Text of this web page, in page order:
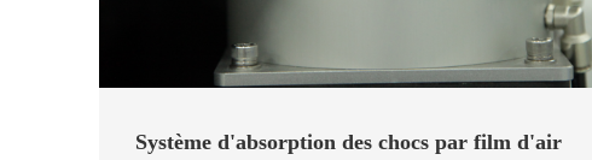
Système d'absorption des chocs par film d'air